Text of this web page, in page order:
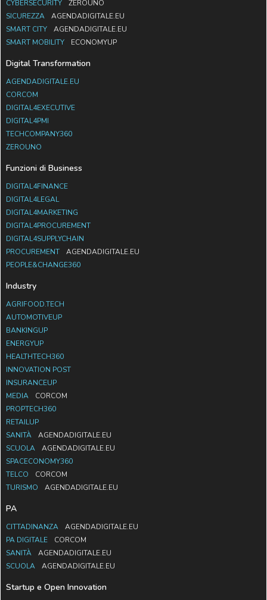
CYBERSECURITY
ZEROUNO
SICUREZZA
AGENDADIGITALE.EU
SMART CITY
AGENDADIGITALE.EU
SMART MOBILITY
ECONOMYUP
Digital Transformation
AGENDADIGITALE.EU
CORCOM
DIGITAL4EXECUTIVE
DIGITAL4PMI
TECHCOMPANY360
ZEROUNO
Funzioni di Business
DIGITAL4FINANCE
DIGITAL4LEGAL
DIGITAL4MARKETING
DIGITAL4PROCUREMENT
DIGITAL4SUPPLYCHAIN
PROCUREMENT
AGENDADIGITALE.EU
PEOPLE&CHANGE360
Industry
AGRIFOOD.TECH
AUTOMOTIVEUP
BANKINGUP
ENERGYUP
HEALTHTECH360
INNOVATION POST
INSURANCEUP
MEDIA
CORCOM
PROPTECH360
RETAILUP
SANITÀ
AGENDADIGITALE.EU
SCUOLA
AGENDADIGITALE.EU
SPACECONOMY360
TELCO
CORCOM
TURISMO
AGENDADIGITALE.EU
PA
CITTADINANZA
AGENDADIGITALE.EU
PA DIGITALE
CORCOM
SANITÀ
AGENDADIGITALE.EU
SCUOLA
AGENDADIGITALE.EU
Startup e Open Innovation